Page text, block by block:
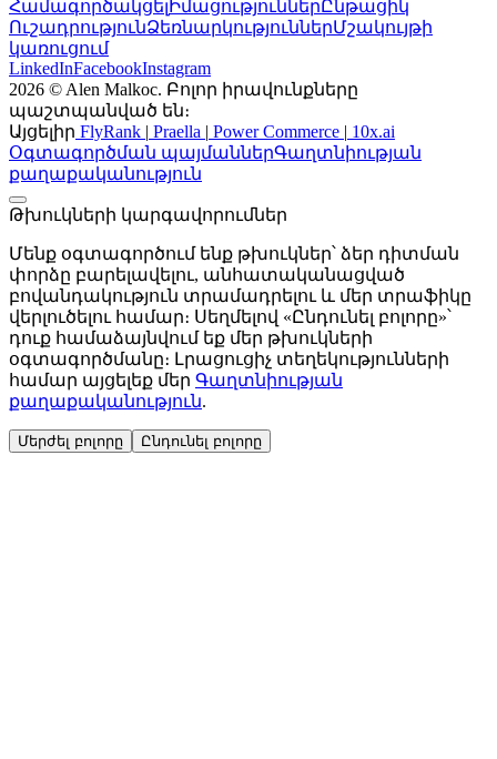
ՀամագործակցելԻմացություններԸնթացիկ
ՈւշադրությունՁեռնարկություններՄշակույթի
կառուցում
LinkedInFacebookInstagram
2026 © Alen Malkoc. Բոլոր իրավունքները
պաշտպանված են։
Այցելիր FlyRank | Praella | Power Commerce | 10x.ai
Օգտագործման պայմաններԳաղտնիության
քաղաքականություն
Թխուկների կարգավորումներ
Մենք օգտագործում ենք թխուկներ՝ ձեր դիտման
փորձը բարելավելու, անհատականացված
բովանդակություն տրամադրելու և մեր տրաֆիկը
վերլուծելու համար։ Սեղմելով «Ընդունել բոլորը»՝
դուք համաձայնվում եք մեր թխուկների
օգտագործմանը։ Լրացուցիչ տեղեկությունների
համար այցելեք մեր Գաղտնիության
քաղաքականություն.
Մերժել բոլորը Ընդունել բոլորը